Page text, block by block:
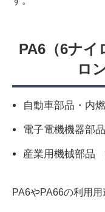
PA6（6ナイ
ロ
自動車部品・内
電子電機機器部品
産業用機械部品
PA6やPA66の利用